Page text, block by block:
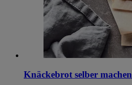
Knäckebrot selber machen